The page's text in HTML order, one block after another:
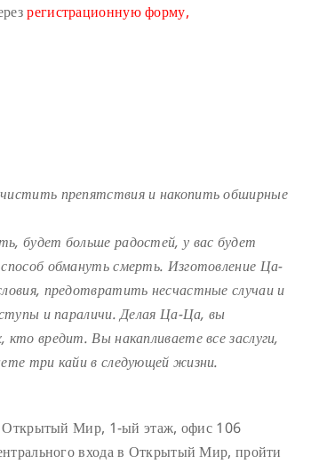
регистрационную форму,
препятствия и накопить обширные
будет больше радостей, у вас будет
обмануть смерть. Изготовление Ца-
предотвратить несчастные случаи и
и параличи. Делая Ца-Ца, вы
вредит. Вы накапливаете все заслуги,
три кайи в следующей жизни.
Открытый Мир, 1-ый этаж, офис 106
входа в Открытый Мир, пройти